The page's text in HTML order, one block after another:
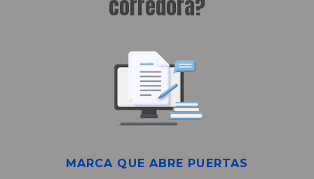
corredora?
MARCA QUE ABRE PUERTAS